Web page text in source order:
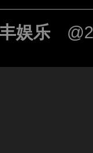
娱乐